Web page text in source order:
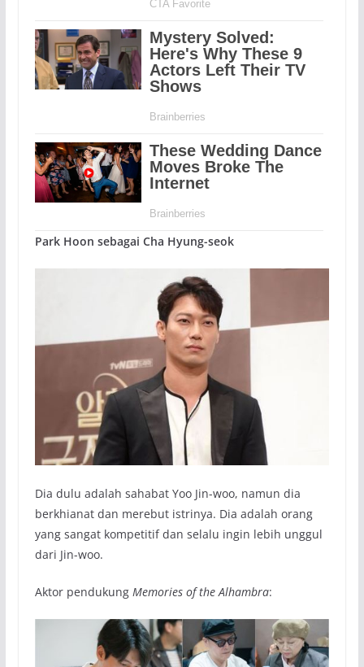
Park Hoon sebagai Cha Hyung-seok
Dia dulu adalah sahabat Yoo Jin-woo, namun dia
berkhianat dan merebut istrinya. Dia adalah orang
yang sangat kompetitif dan selalu ingin lebih unggul
dari Jin-woo.
Aktor pendukung Memories of the Alhambra: